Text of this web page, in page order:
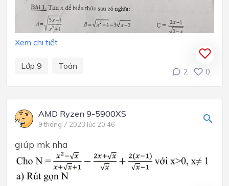
Xem chi tiết
Lớp 9 Toán
2 0
AMD Ryzen 9-5900XS
9 tháng 7 2023 lúc 20:46
giúp mk nha